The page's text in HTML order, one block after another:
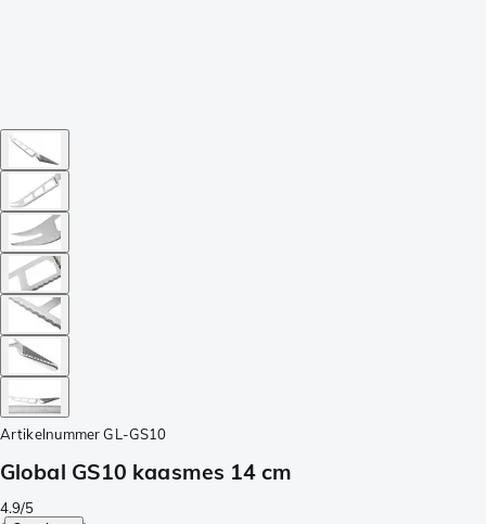
Artikelnummer GL-GS10
Global GS10 kaasmes 14 cm
4.9/5